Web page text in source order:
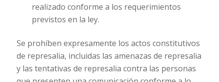
realizado conforme a los requerimientos
previstos en la ley.
Se prohíben expresamente los actos constitutivos
de represalia, incluidas las amenazas de represalia
y las tentativas de represalia contra las personas